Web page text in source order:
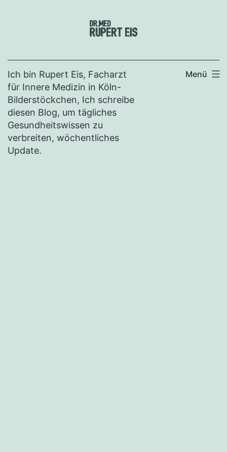
Ich bin Rupert Eis, Facharzt
für Innere Medizin in Köln-
Bilderstöckchen, Ich schreibe
diesen Blog, um tägliches
Gesundheitswissen zu
verbreiten, wöchentliches
Update.
Menü